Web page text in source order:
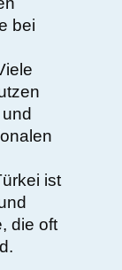
bei
ist
die oft